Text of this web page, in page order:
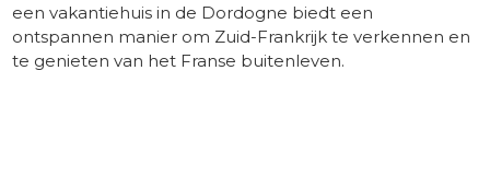
een vakantiehuis in de Dordogne biedt een
ontspannen manier om Zuid-Frankrijk te verkennen en
te genieten van het Franse buitenleven.